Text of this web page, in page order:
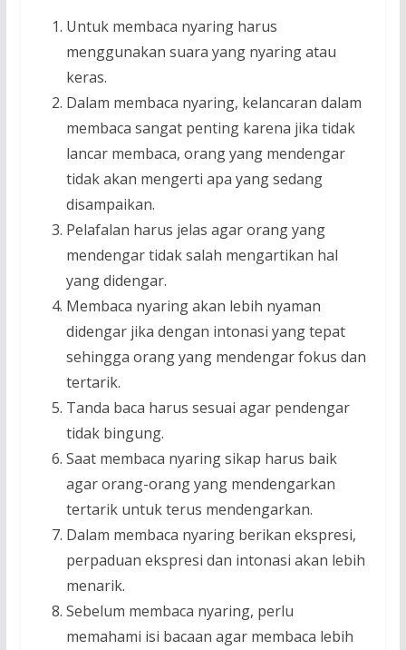
Untuk membaca nyaring harus
menggunakan suara yang nyaring atau
keras.
Dalam membaca nyaring, kelancaran dalam
membaca sangat penting karena jika tidak
lancar membaca, orang yang mendengar
tidak akan mengerti apa yang sedang
disampaikan.
Pelafalan harus jelas agar orang yang
mendengar tidak salah mengartikan hal
yang didengar.
Membaca nyaring akan lebih nyaman
didengar jika dengan intonasi yang tepat
sehingga orang yang mendengar fokus dan
tertarik.
Tanda baca harus sesuai agar pendengar
tidak bingung.
Saat membaca nyaring sikap harus baik
agar orang-orang yang mendengarkan
tertarik untuk terus mendengarkan.
Dalam membaca nyaring berikan ekspresi,
perpaduan ekspresi dan intonasi akan lebih
menarik.
Sebelum membaca nyaring, perlu
memahami isi bacaan agar membaca lebih